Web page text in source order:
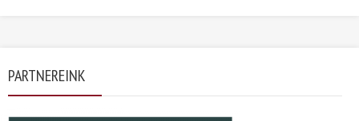
PARTNEREINK